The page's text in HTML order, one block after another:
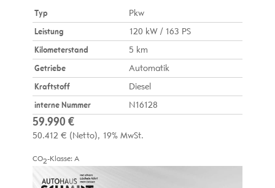
Typ
Pkw
Leistung
120 kW / 163 PS
Kilometerstand
5 km
Getriebe
Automatik
Kraftstoff
Diesel
interne Nummer
N16128
59.990 €
50.412 € (Netto) 19% MwSt.
CO2-Klasse: A